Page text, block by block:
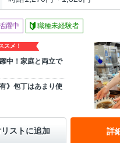
躍中 職種未経験者
スメ！
中！家庭と両立で
》包丁はあまり使
ストに追加 詳